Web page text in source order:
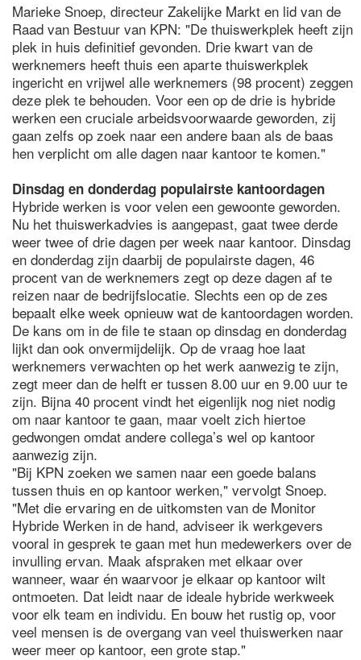
Marieke Snoep, directeur Zakelijke Markt en lid van de
Raad van Bestuur van KPN: "De thuiswerkplek heeft zijn
plek in huis definitief gevonden. Drie kwart van de
werknemers heeft thuis een aparte thuiswerkplek
ingericht en vrijwel alle werknemers (98 procent) zeggen
deze plek te behouden. Voor een op de drie is hybride
werken een cruciale arbeidsvoorwaarde geworden, zij
gaan zelfs op zoek naar een andere baan als de baas
hen verplicht om alle dagen naar kantoor te komen."
Dinsdag en donderdag populairste kantoordagen
Hybride werken is voor velen een gewoonte geworden.
Nu het thuiswerkadvies is aangepast, gaat twee derde
weer twee of drie dagen per week naar kantoor. Dinsdag
en donderdag zijn daarbij de populairste dagen, 46
procent van de werknemers zegt op deze dagen af te
reizen naar de bedrijfslocatie. Slechts een op de zes
bepaalt elke week opnieuw wat de kantoordagen worden.
De kans om in de file te staan op dinsdag en donderdag
lijkt dan ook onvermijdelijk. Op de vraag hoe laat
werknemers verwachten op het werk aanwezig te zijn,
zegt meer dan de helft er tussen 8.00 uur en 9.00 uur te
zijn. Bijna 40 procent vindt het eigenlijk nog niet nodig
om naar kantoor te gaan, maar voelt zich hiertoe
gedwongen omdat andere collega’s wel op kantoor
aanwezig zijn.
"Bij KPN zoeken we samen naar een goede balans
tussen thuis en op kantoor werken," vervolgt Snoep.
"Met die ervaring en de uitkomsten van de Monitor
Hybride Werken in de hand, adviseer ik werkgevers
vooral in gesprek te gaan met hun medewerkers over de
invulling ervan. Maak afspraken met elkaar over
wanneer, waar én waarvoor je elkaar op kantoor wilt
ontmoeten. Dat leidt naar de ideale hybride werkweek
voor elk team en individu. En bouw het rustig op, voor
veel mensen is de overgang van veel thuiswerken naar
weer meer op kantoor, een grote stap."